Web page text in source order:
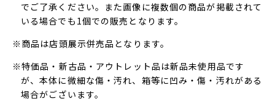
でご了承ください。また画像に複数個の商品が掲載されて
いる場合でも1個での販売となります。
※商品は店頭展示併売品となります。
※特価品・新古品・アウトレット品は新品未使用品です
が、本体に微細な傷・汚れ、箱等に凹み・傷・汚れがある
場合がございます。